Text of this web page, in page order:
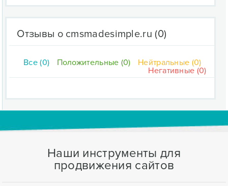
Отзывы о cmsmadesimple.ru (0)
Все (0) Положительные (0)
Нейтральные (0)
Негативные (0)
Наши инструменты для
продвижения сайтов